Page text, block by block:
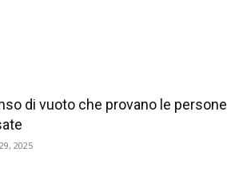
di vuoto che provano le persone
2025